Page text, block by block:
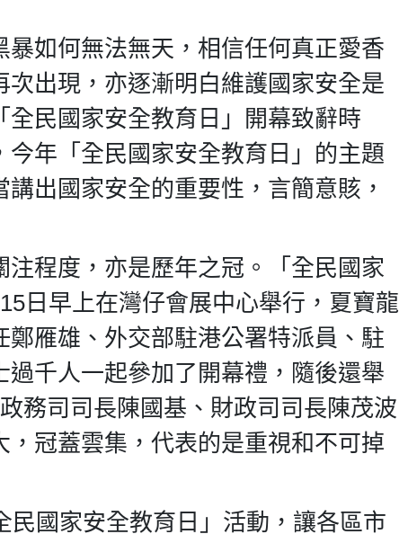
如何無法無天，相信任何真正愛香
出現，亦逐漸明白維護國家安全是
民國家安全教育日」開幕致辭時
年「全民國家安全教育日」的主題
出國家安全的重要性，言簡意賅，
程度，亦是歷年之冠。「全民國家
日早上在灣仔會展中心舉行，夏寶龍
雁雄、外交部駐港公署特派員、駐
千人一起參加了開幕禮，隨後還舉
務司司長陳國基、財政司司長陳茂波
冠蓋雲集，代表的是重視和不可掉
國家安全教育日」活動，讓各區市